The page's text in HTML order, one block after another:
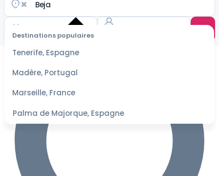
Destinations populaires
Tenerife, Espagne
Madère, Portugal
Marseille, France
Palma de Majorque, Espagne
Choisir
les
pour les
tarifs